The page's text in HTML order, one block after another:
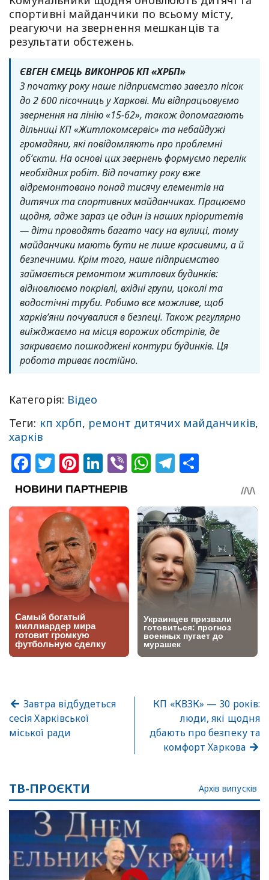
спортивні майданчики по всьому місту,
реагуючи на звернення мешканців та
результати обстежень.
ЄВГЕН ЄМЕЦЬ ВИКОНРОБ КП «ХРБП»
З початку року наше підприємство завезло пісок
до 2 600 пісочниць у Харкові. Ми відпрацьовуємо
звернення на лінію «15-62», також допомагають
дільниці КП «Житлокомсервіс» та небайдужі
громадяни, які повідомляють про проблемні
об’єкти. На основі цих звернень формуємо перелік
необхідних робіт. Від початку року вже
відремонтовано понад тисячу елементів на
дитячих та спортивних майданчиках. Працюємо
щодня, адже зараз це один із наших пріоритетів
— діти проводять багато часу на вулиці, тому
майданчики мають бути не лише красивими, а й
безпечними. Крім того, наше підприємство
займається ремонтом житлових будинків:
відновлюємо покрівлі, вхідні групи, цоколі та
водостічні труби. Робимо все можливе, щоб
харків’яни почувалися в безпеці. Також регулярно
виїжджаємо на місця ворожих обстрілів, де
закриваємо пошкоджені контури будинків. Ця
робота триває постійно.
Категорія: Відео
Теги: кп хрбп, ремонт дитячих майданчиків,
харків
Facebook
Twitter
Pinterest
LinkedIn
ViberWhatsApp
Telegram
Завтра відбудеться
сесія Харківської
міської ради
КП «КВЗК» — 30 років:
люди, які щодня
дбають про безпеку та
комфорт Харкова
ТВ-ПРОЄКТИ Архів випусків